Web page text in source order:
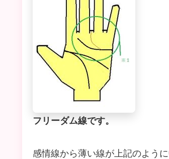
フリーダム線です。
感情線から薄い線が上記のよう